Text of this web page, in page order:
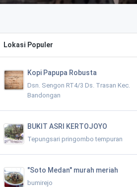
Lokasi Populer
Kopi Papupa Robusta
Dsn. Sengon RT4/3 Ds. Trasan Kec.
Bandongan
BUKIT ASRI KERTOJOYO
Tepungsari pringombo tempuran
"Soto Medan" murah meriah
bumirejo